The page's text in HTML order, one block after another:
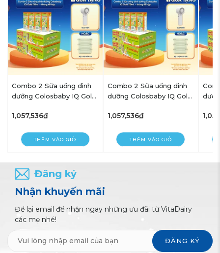
Combo 2 Sữa uống dinh
dưỡng Colosbaby IQ Gold
1,057,536₫
THÊM VÀO GIỎ
Combo 2 Sữa uống dinh
dưỡng Colosbaby IQ Gold
1,057,536₫
THÊM VÀO GIỎ
Đăng ký
Nhận khuyến mãi
Để lại email để nhận ngay những ưu đãi từ VitaDairy
các mẹ nhé!
ĐĂNG KÝ